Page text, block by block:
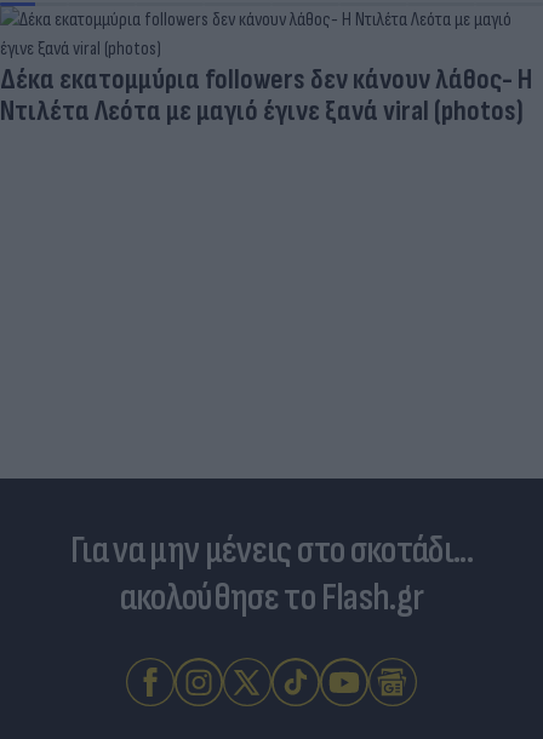
Δέκα εκατομμύρια followers δεν κάνουν λάθος- Η
Ντιλέτα Λεότα με μαγιό έγινε ξανά viral (photos)
Για να μην μένεις στο σκοτάδι...
ακολούθησε το Flash.gr